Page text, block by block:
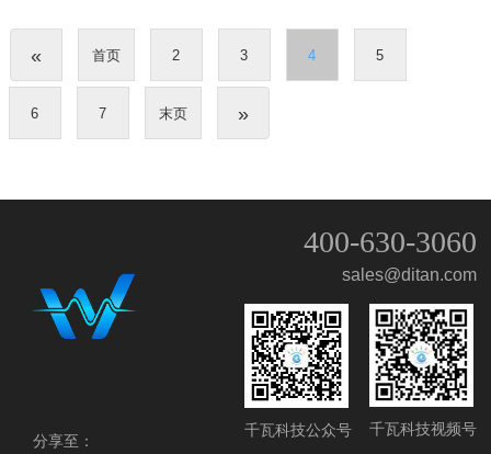
« 首页 2 3 4 5
6 7 末页 »
分享至：
400-630-3060
sales@ditan.com
千瓦科技公众号 千瓦科技视频号
QQ客服
微信客服